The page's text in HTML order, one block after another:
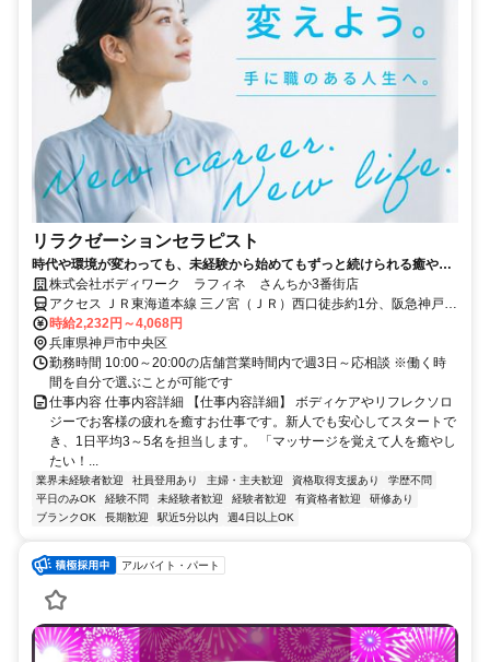
リラクゼーションセラピスト
時代や環境が変わっても、未経験から始めてもずっと続けられる癒やし
の仕事。手に職を身につけて、生き方を変えよう。
株式会社ボディワーク ラフィネ さんちか3番街店
アクセス ＪＲ東海道本線 三ノ宮（ＪＲ）西口徒歩約1分、阪急神戸本
線 神戸三宮〔阪急線〕東口徒歩約1分、神戸高速鉄道東西線 神戸三宮
〔阪急線〕東口徒歩約1分 最寄駅：三ノ宮駅
時給2,232円～4,068円
兵庫県神戸市中央区
勤務時間 10:00～20:00の店舗営業時間内で週3日～応相談 ※働く時
間を自分で選ぶことが可能です
仕事内容 仕事内容詳細 【仕事内容詳細】 ボディケアやリフレクソロ
ジーでお客様の疲れを癒すお仕事です。新人でも安心してスタートで
き、1日平均3～5名を担当します。 「マッサージを覚えて人を癒やし
たい！...
業界未経験者歓迎 社員登用あり 主婦・主夫歓迎 資格取得支援あり
学歴不問
平日のみOK
経験不問 未経験者歓迎 経験者歓迎 有資格者歓迎
研修あり
ブランクOK
長期歓迎 駅近5分以内 週4日以上OK
アルバイト・パート